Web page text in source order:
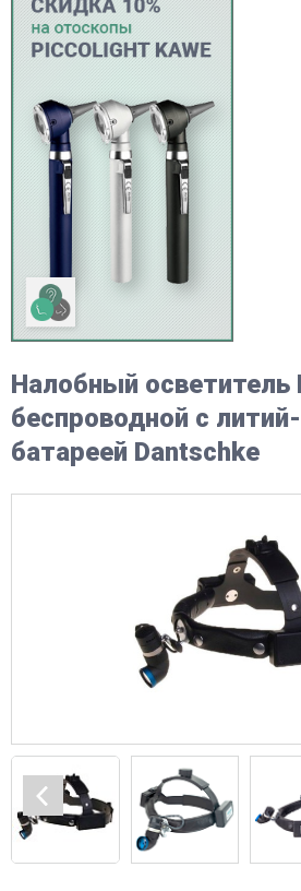
Налобный осветитель
беспроводной с
батареей Dantschke